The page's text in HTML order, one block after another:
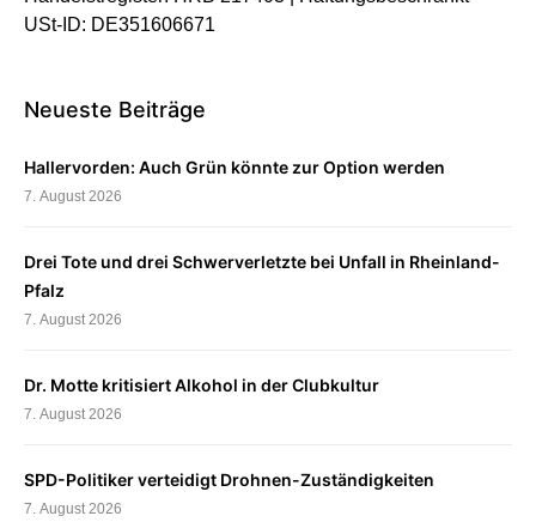
USt-ID: DE351606671
Neueste Beiträge
Hallervorden: Auch Grün könnte zur Option werden
7. August 2026
Drei Tote und drei Schwerverletzte bei Unfall in Rheinland-
Pfalz
7. August 2026
Dr. Motte kritisiert Alkohol in der Clubkultur
7. August 2026
SPD-Politiker verteidigt Drohnen-Zuständigkeiten
7. August 2026